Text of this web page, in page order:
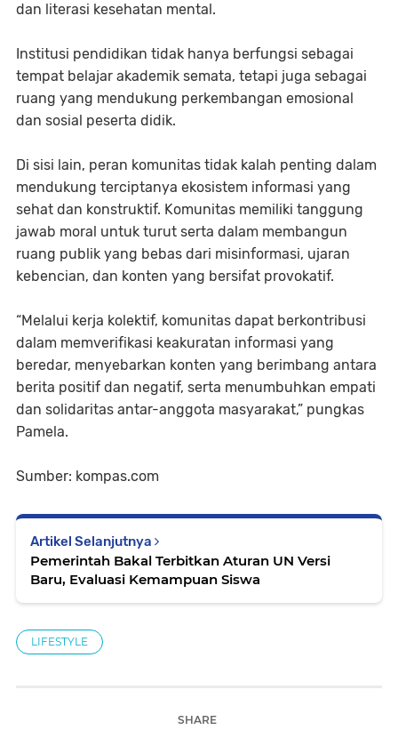
dan literasi kesehatan mental.
Institusi pendidikan tidak hanya berfungsi sebagai
tempat belajar akademik semata, tetapi juga sebagai
ruang yang mendukung perkembangan emosional
dan sosial peserta didik.
Di sisi lain, peran komunitas tidak kalah penting dalam
mendukung terciptanya ekosistem informasi yang
sehat dan konstruktif. Komunitas memiliki tanggung
jawab moral untuk turut serta dalam membangun
ruang publik yang bebas dari misinformasi, ujaran
kebencian, dan konten yang bersifat provokatif.
“Melalui kerja kolektif, komunitas dapat berkontribusi
dalam memverifikasi keakuratan informasi yang
beredar, menyebarkan konten yang berimbang antara
berita positif dan negatif, serta menumbuhkan empati
dan solidaritas antar-anggota masyarakat,” pungkas
Pamela.
Sumber: kompas.com
Artikel Selanjutnya
Pemerintah Bakal Terbitkan Aturan UN Versi
Baru, Evaluasi Kemampuan Siswa
LIFESTYLE
SHARE